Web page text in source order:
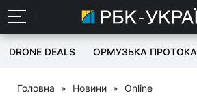
DRONE DEALS ОРМУЗЬКА ПРОТОКА
Головна » Новини » Online